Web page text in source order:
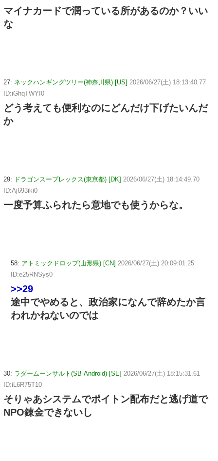
マイナカードで潤っている所があるのか？いい
な
27: ネックハンギングツリー(神奈川県) [US] 2026/06/27(土) 18:13:40.77
ID:iGhqTWYI0
どう考えても便利なのにどんだけ下げたいんだ
か
29: ドラゴンスープレックス(東京都) [DK] 2026/06/27(土) 18:14:49.70
ID:Aj693iki0
一度予算ふられたら意地でも使うからな。
58: アトミックドロップ(山形県) [CN] 2026/06/27(土) 20:09:01.25
ID:e25RNSys0
>>29
途中でやめると、政治家になんで辞めたか言
われかねないのでは
30: ラダームーンサルト(SB-Android) [SE] 2026/06/27(土) 18:15:31.61
ID:iL6R75T10
そりゃあシステムでポイトン配布だと逃げ道で
NPO錬金できないし